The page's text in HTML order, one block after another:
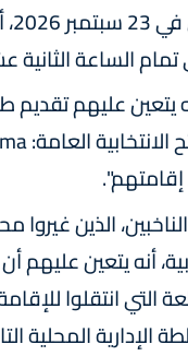
يتعين عليهم
إقامتهم".
الذين
أنه يتعين
التي انتقلوا
الإدارية المحلية